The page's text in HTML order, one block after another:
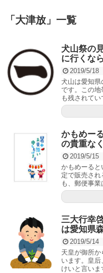
「 大津放 」 一覧
犬山祭の
に行くな
2019/5/18
犬山は愛知県
です。この地
も残されてい
かもめー
の貴重な
2019/5/15
かもめーると
定で販売さ
も、郵便事業
三大行幸
は愛知県
2019/5/14
天皇が御所
います。皇后
けいと言いま